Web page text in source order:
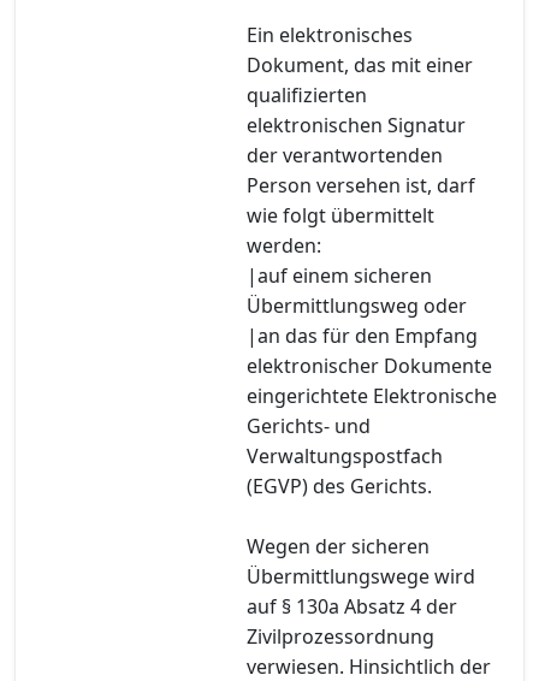
Ein elektronisches
Dokument, das mit einer
qualifizierten
elektronischen Signatur
der verantwortenden
Person versehen ist, darf
wie folgt übermittelt
werden:
|auf einem sicheren
Übermittlungsweg oder
|an das für den Empfang
elektronischer Dokumente
eingerichtete Elektronische
Gerichts- und
Verwaltungspostfach
(EGVP) des Gerichts.
Wegen der sicheren
Übermittlungswege wird
auf § 130a Absatz 4 der
Zivilprozessordnung
verwiesen. Hinsichtlich der